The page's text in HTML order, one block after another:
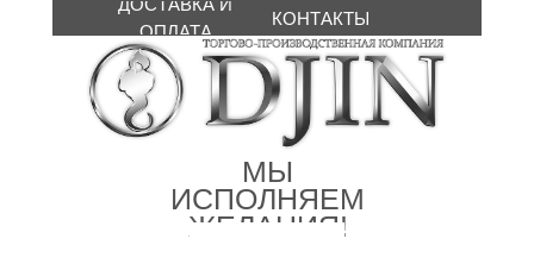
МЫ
ИСПОЛНЯЕМ
ЖЕЛАНИЯ!
ДОСТАВКА И
ОПЛАТА
КОНТАКТЫ